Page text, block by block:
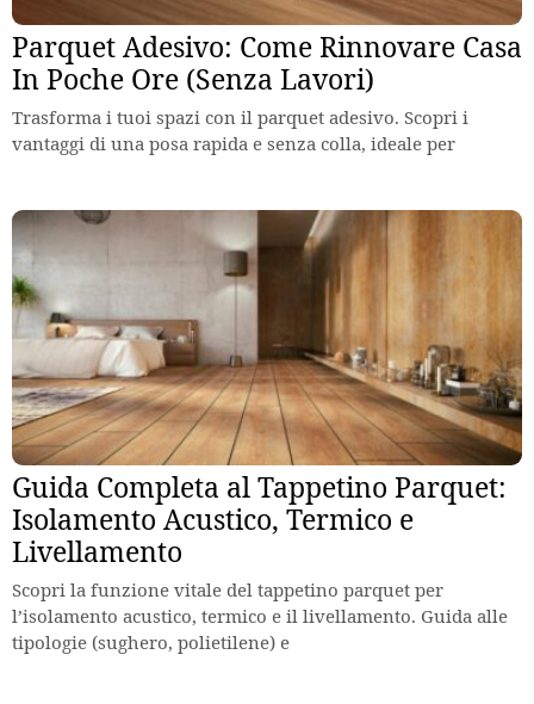
Parquet Adesivo: Come Rinnovare Casa
In Poche Ore (Senza Lavori)
Trasforma i tuoi spazi con il parquet adesivo. Scopri i
vantaggi di una posa rapida e senza colla, ideale per
Guida Completa al Tappetino Parquet:
Isolamento Acustico, Termico e
Livellamento
Scopri la funzione vitale del tappetino parquet per
l’isolamento acustico, termico e il livellamento. Guida alle
tipologie (sughero, polietilene) e